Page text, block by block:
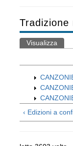
Tradizione
Schede
Visualizza
‹ Edizioni a